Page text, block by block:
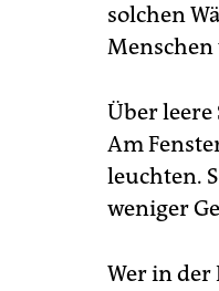
solchen
Menschen
Über
Am
leuchten.
weniger
Wer in